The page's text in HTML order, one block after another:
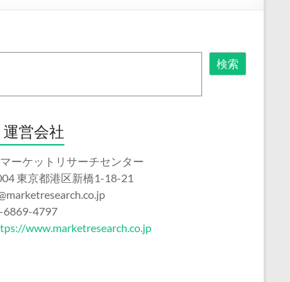
検索
営会社
ーケットリサーチセンター
東京都港区新橋1-18-21
6869-4797
www.marketresearch.co.jp